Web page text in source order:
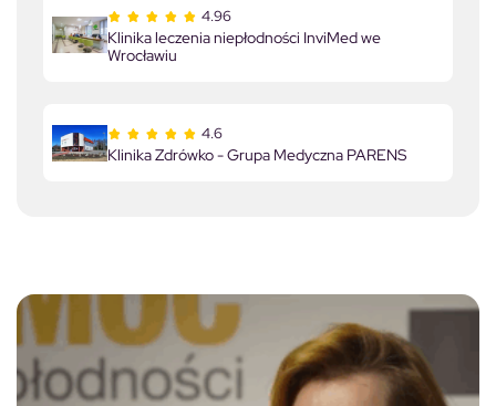
4.96
Klinika leczenia niepłodności InviMed we
Wrocławiu
4.6
Klinika Zdrówko - Grupa Medyczna PARENS